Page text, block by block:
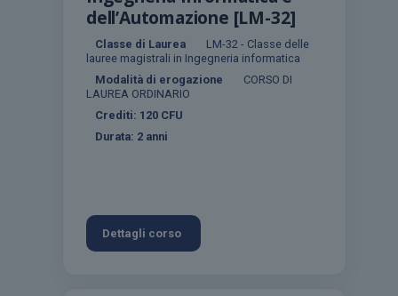
dell’Automazione [LM-32]
Classe di Laurea
LM-32 - Classe delle
lauree magistrali in Ingegneria informatica
Modalità di erogazione
CORSO DI
LAUREA ORDINARIO
Crediti: 120 CFU
Durata: 2 anni
Dettagli corso